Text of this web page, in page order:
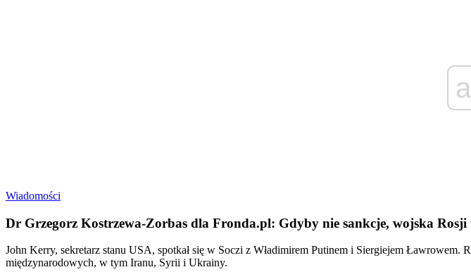
Wiadomości
Dr Grzegorz Kostrzewa-Zorbas dla Fronda.pl: Gdyby nie sankcje, wojska Rosji
John Kerry, sekretarz stanu USA, spotkał się w Soczi z Władimirem Putinem i Siergiejem
międzynarodowych, w tym Iranu, Syrii i Ukrainy.